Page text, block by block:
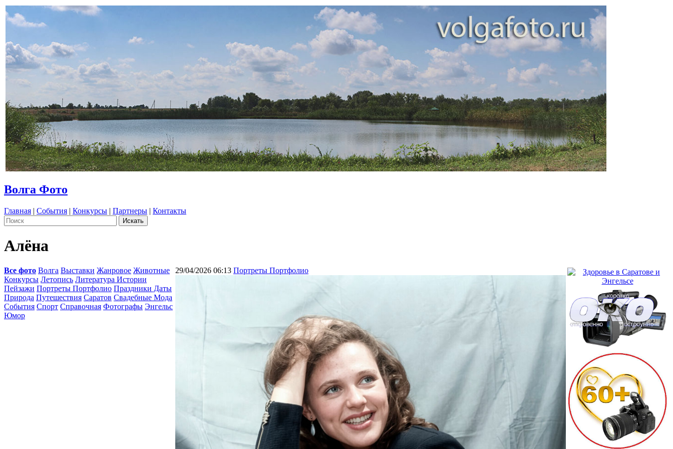
Волга Фото
Главная | События | Конкурсы | Партнеры | Контакты
Алёна
Все фото Волга Выставки Жанровое Животные
Конкурсы Летопись Литература Истории
Пейзажи Портреты Портфолио Праздники Даты
Природа Путешествия Саратов Свадебные Мода
События Спорт Справочная Фотографы Энгельс
Юмор
29/04/2026 06:13 Портреты Портфолио